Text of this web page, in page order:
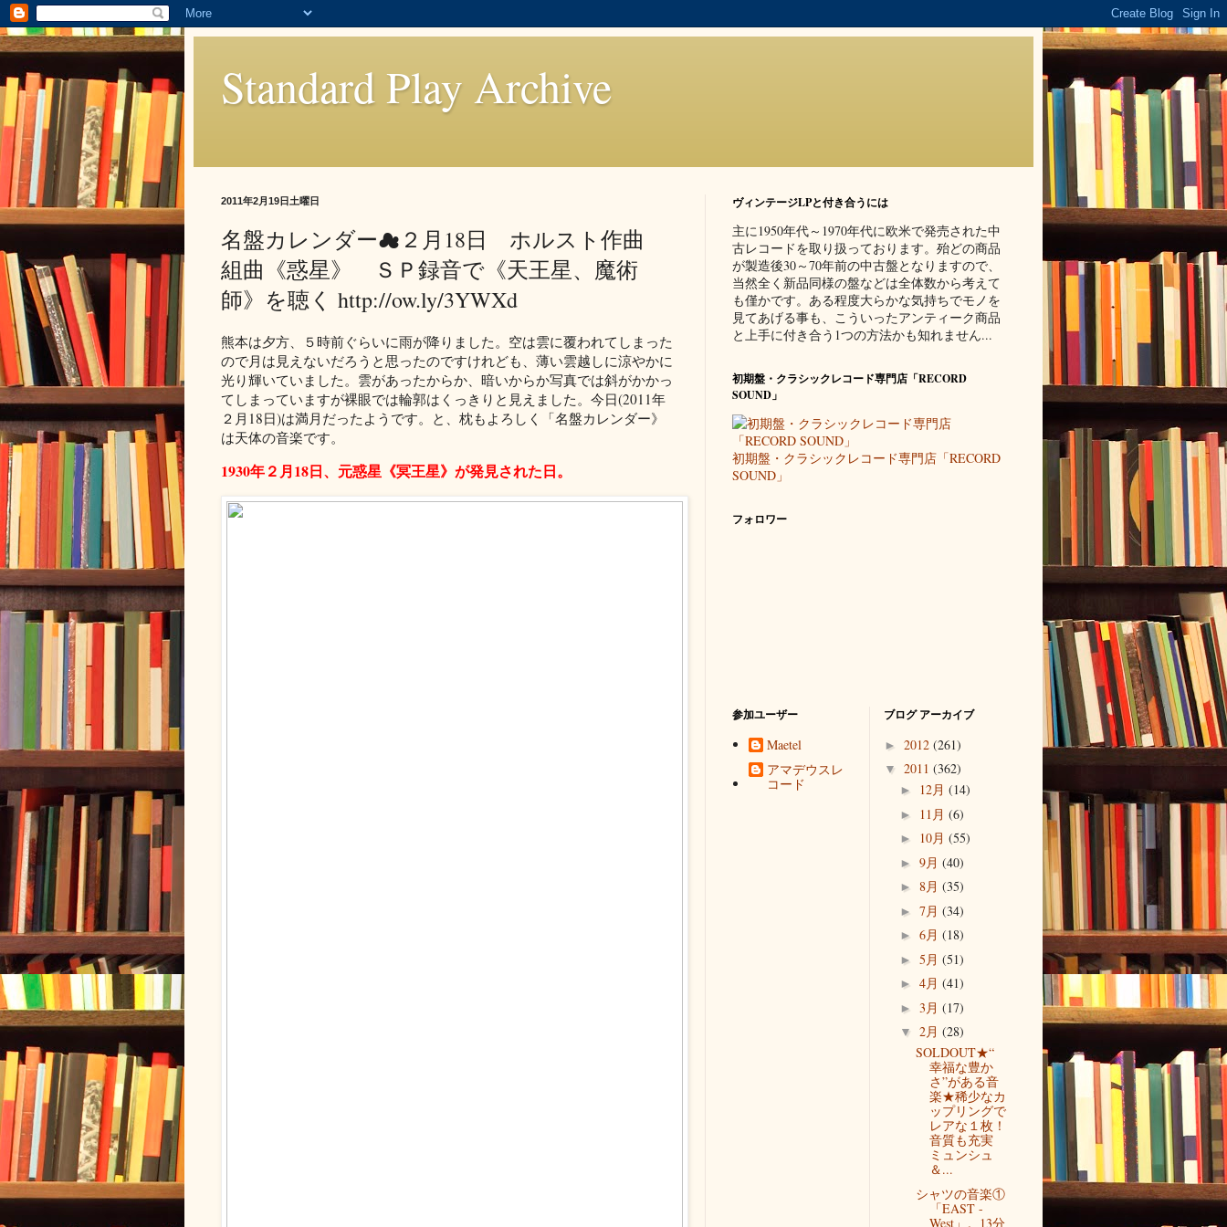
Standard Play Archive
2011年2月19日土曜日
名盤カレンダー☁２月18日 ホルスト作曲
組曲《惑星》 ＳＰ録音で《天王星、魔術
師》を聴く http://ow.ly/3YWXd
熊本は夕方、５時前ぐらいに雨が降りました。空は雲に覆われてしまった
ので月は見えないだろうと思ったのですけれども、薄い雲越しに涼やかに
光り輝いていました。雲があったからか、暗いからか写真では斜がかかっ
てしまっていますが裸眼では輪郭はくっきりと見えました。今日(2011年
２月18日)は満月だったようです。と、枕もよろしく「名盤カレンダー》
は天体の音楽です。
1930年２月18日、元惑星《冥王星》が発見された日。
ヴィンテージLPと付き合うには
主に1950年代～1970年代に欧米で発売された中
古レコードを取り扱っております。殆どの商品
が製造後30～70年前の中古盤となりますので、
当然全く新品同様の盤などは全体数から考えて
も僅かです。ある程度大らかな気持ちでモノを
見てあげる事も、こういったアンティーク商品
と上手に付き合う1つの方法かも知れません...
初期盤・クラシックレコード専門店「RECORD
SOUND」
初期盤・クラシックレコード専門店「RECORD
SOUND」
フォロワー
参加ユーザー
Maetel
アマデウスレ
コード
ブログ アーカイブ
► 2012 (261)
▼ 2011 (362)
► 12月 (14)
► 11月 (6)
► 10月 (55)
► 9月 (40)
► 8月 (35)
► 7月 (34)
► 6月 (18)
► 5月 (51)
► 4月 (41)
► 3月 (17)
▼ 2月 (28)
SOLDOUT★“
幸福な豊か
さ”がある音
楽★稀少なカ
ップリングで
レアな１枚！
音質も充実
ミュンシュ
＆...
シャツの音楽①
「EAST -
West」。13分